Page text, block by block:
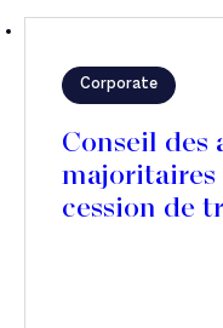
Corporate
Conseil des
majoritaires
cession de